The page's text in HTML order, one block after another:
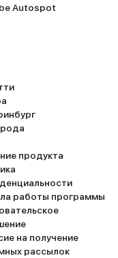
Autospot
продукта
работы программы
на получение
рассылок